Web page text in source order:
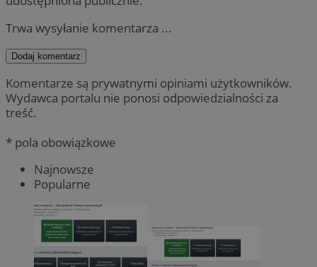
Trwa wysyłanie komentarza ...
Dodaj komentarz
Komentarze są prywatnymi opiniami użytkowników.
Wydawca portalu nie ponosi odpowiedzialności za
treść.
* pola obowiązkowe
Najnowsze
Popularne